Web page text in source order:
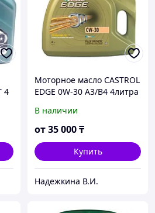
4
Моторное масло CASTROL
EDGE 0W-30 A3/B4 4литра
В наличии
от35 000₸
Купить
Надежкина В.И.